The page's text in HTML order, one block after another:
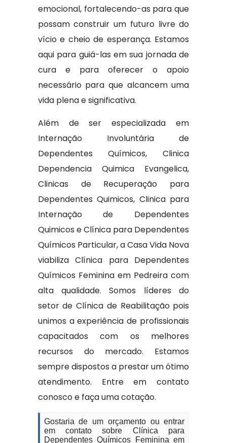
emocional, fortalecendo-as para que
possam construir um futuro livre do
vício e cheio de esperança. Estamos
aqui para guiá-las em sua jornada de
cura e para oferecer o apoio
necessário para que alcancem uma
vida plena e significativa.
Além de ser especializada em
Internação Involuntária de
Dependentes Químicos, Clinica
Dependencia Quimica Evangelica,
Clinicas de Recuperação para
Dependentes Quimicos, Clinica para
Internação de Dependentes
Quimicos e Clínica para Dependentes
Químicos Particular, a Casa Vida Nova
viabiliza Clínica para Dependentes
Químicos Feminina em Pedreira com
alta qualidade. Somos líderes do
setor de Clínica de Reabilitação pois
unimos a experiência de profissionais
capacitados com os melhores
recursos do mercado. Estamos
sempre dispostos a prestar um ótimo
atendimento. Entre em contato
conosco e faça uma cotação.
Gostaria de um orçamento ou entrar
em contato sobre Clínica para
Dependentes Químicos Feminina em